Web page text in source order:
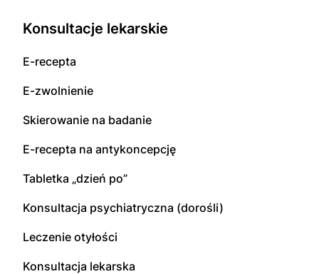
Konsultacje lekarskie
E-recepta
E-zwolnienie
Skierowanie na badanie
E-recepta na antykoncepcję
Tabletka „dzień po”
Konsultacja psychiatryczna (dorośli)
Leczenie otyłości
Konsultacja lekarska